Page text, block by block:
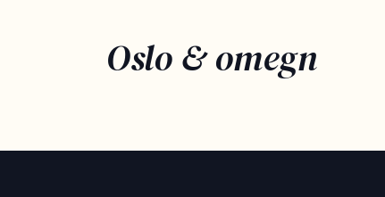
Oslo & omegn